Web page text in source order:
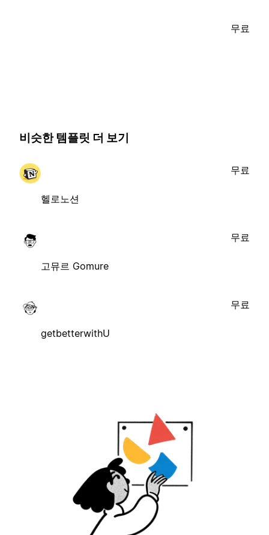
무료
비슷한 템플릿 더 보기
헬로노션
무료
고뮤르 Gomure
무료
getbetterwithU
무료